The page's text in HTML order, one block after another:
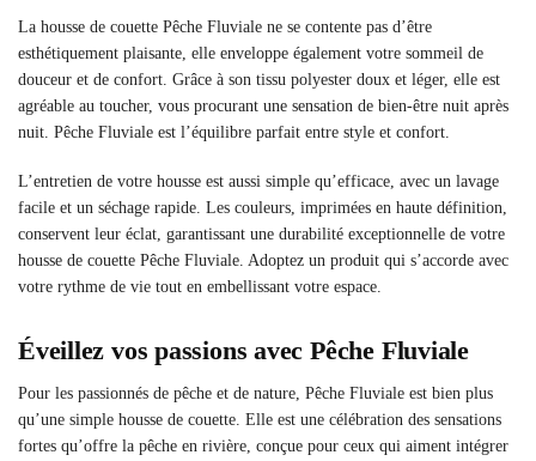
La housse de couette Pêche Fluviale ne se contente pas d’être
esthétiquement plaisante, elle enveloppe également votre sommeil de
douceur et de confort. Grâce à son tissu polyester doux et léger, elle est
agréable au toucher, vous procurant une sensation de bien-être nuit après
nuit. Pêche Fluviale est l’équilibre parfait entre style et confort.
L’entretien de votre housse est aussi simple qu’efficace, avec un lavage
facile et un séchage rapide. Les couleurs, imprimées en haute définition,
conservent leur éclat, garantissant une durabilité exceptionnelle de votre
housse de couette Pêche Fluviale. Adoptez un produit qui s’accorde avec
votre rythme de vie tout en embellissant votre espace.
Éveillez vos passions avec Pêche Fluviale
Pour les passionnés de pêche et de nature, Pêche Fluviale est bien plus
qu’une simple housse de couette. Elle est une célébration des sensations
fortes qu’offre la pêche en rivière, conçue pour ceux qui aiment intégrer